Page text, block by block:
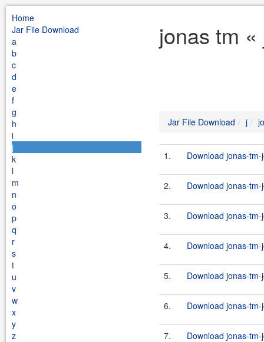
Home
Jar File Download
a
b
c
d
e
f
g
h
i
j
k
l
m
n
o
p
q
r
s
t
u
v
w
x
y
z
jonas tm
Jar File Download j
1. Download jonas-
2. Download jonas-
3. Download jonas-
4. Download jonas-
5. Download jonas-
6. Download jonas-
7. Download jonas-